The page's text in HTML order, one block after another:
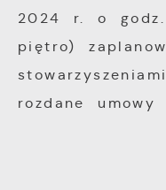
2024 r. o
piętro)
rozdane